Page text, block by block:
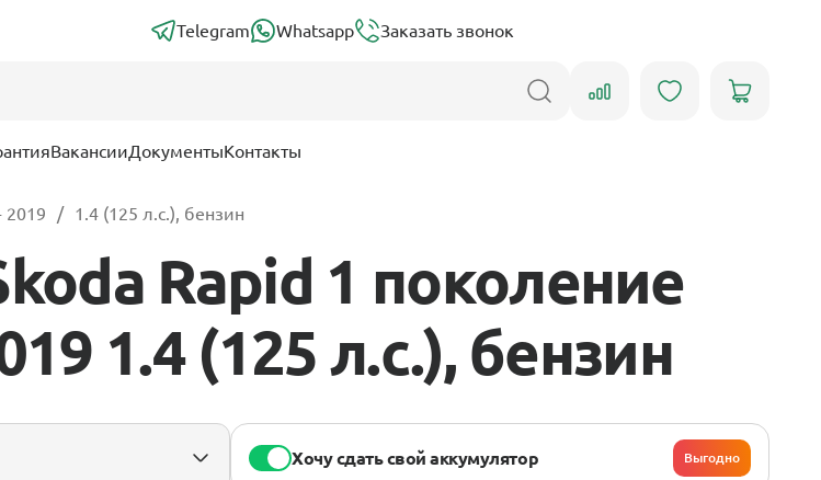
Telegram Whatsapp Заказать звонок
ВакансииДокументыКонтакты
2019 1.4 (125 л.с.), бензин
Rapid 1 поколение
1.4 (125 л.с.), бензин
Хочу сдать свой аккумулятор Выгодно